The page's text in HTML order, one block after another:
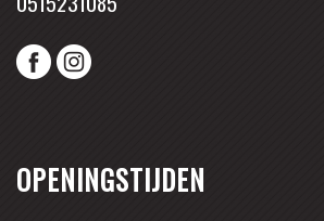
OPENINGSTIJDEN